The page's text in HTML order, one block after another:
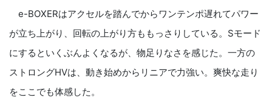
e-BOXERはアクセルを踏んでからワンテンポ遅れてパワー
が立ち上がり、回転の上がり方ももっさりしている。Sモード
にするといくぶんよくなるが、物足りなさを感じた。一方の
ストロングHVは、動き始めからリニアで力強い。爽快な走り
をここでも体感した。